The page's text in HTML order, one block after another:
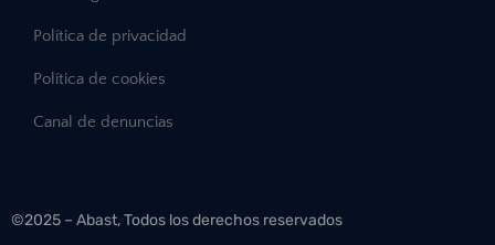
Política de privacidad
Política de cookies
Canal de denuncias
©2025 – Abast, Todos los derechos reservados